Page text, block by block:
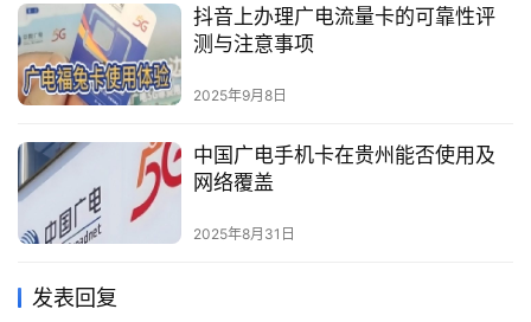
抖音上办理广电流量卡的可靠性评
测与注意事项
2025年9月8日
中国广电手机卡在贵州能否使用及
网络覆盖
2025年8月31日
发表回复